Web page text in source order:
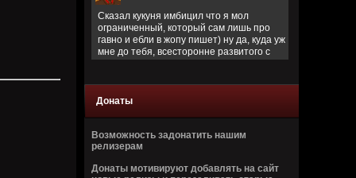
Сказал кукуня имбицил что я мол
ограниченный, который сам лишь про
гавно и ебли в жопу пишет) ну да, куда уж
мне до тебя, всесторонне развитого с
13:40:45
за запрещено цитировать что ли
ограниченый долбаеб просто, заебал
этим, давай там ещё про школьниц
Донаты
Возможность задонатить нашим
релизерам
Донаты мотивируют добавлять на сайт